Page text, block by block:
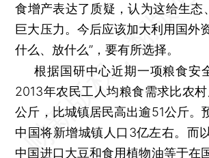
食增产表达了质疑，认为这给生态
巨大压力。今后应该加大利用国外
什么、放什么”，要有所选择。
根据国研中心近期一项粮食安
2013年农民工人均粮食需求比农村
公斤，比城镇居民高出逾51公斤。
中国将新增城镇人口3亿左右。而
中国进口大豆和食用植物油等于在